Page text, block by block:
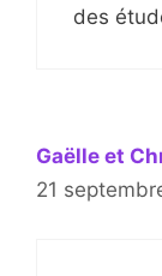
des
Gaëlle et
21